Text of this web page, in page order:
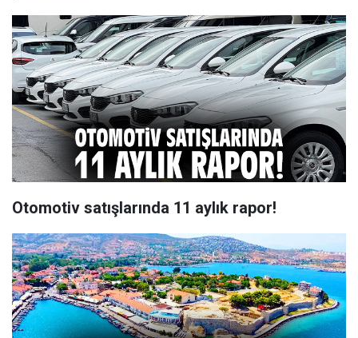
Otomotiv satışlarında 11 aylık rapor!